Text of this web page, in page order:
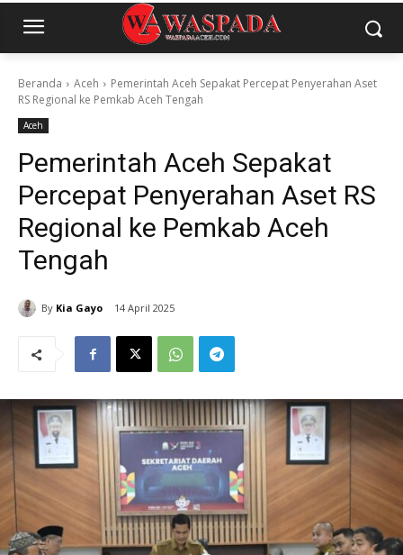
Beranda Aceh
Pemerintah Aceh Sepakat Percepat Penyerahan Aset
RS Regional ke Pemkab Aceh Tengah
Aceh
Pemerintah Aceh Sepakat
Percepat Penyerahan Aset RS
Regional ke Pemkab Aceh
Tengah
By Kia Gayo 14 April 2025